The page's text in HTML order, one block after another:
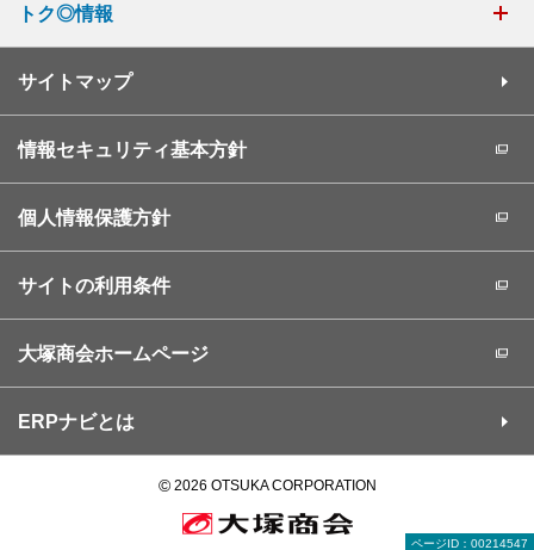
ページID：00214547
トク◎情報
サイトマップ
情報セキュリティ基本方針
個人情報保護方針
サイトの利用条件
大塚商会ホームページ
ERPナビとは
©2026 OTSUKA CORPORATION